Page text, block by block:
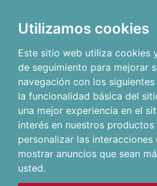
Utilizamos cookies
Este sitio web utiliza cookies
de seguimiento para mejorar
navegación con los siguientes
la funcionalidad básica del
una mejor experiencia en el
interés en nuestros
personalizar las interacciones
mostrar anuncios que sean
usted.